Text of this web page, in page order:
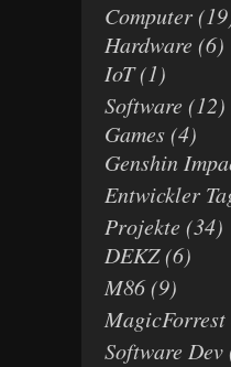
Computer
Hardware(6)
IoT(1)
Software(12)
Games(4)
Genshin
Entwickler
Projekte(34)
DEKZ(6)
M86(9)
MagicForrest
Software Dev